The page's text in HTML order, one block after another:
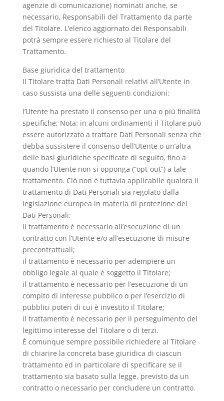
agenzie di comunicazione) nominati anche, se
necessario, Responsabili del Trattamento da parte
del Titolare. L’elenco aggiornato dei Responsabili
potrà sempre essere richiesto al Titolare del
Trattamento.
Base giuridica del trattamento
Il Titolare tratta Dati Personali relativi all’Utente in
caso sussista una delle seguenti condizioni:
l’Utente ha prestato il consenso per una o più finalità
specifiche; Nota: in alcuni ordinamenti il Titolare può
essere autorizzato a trattare Dati Personali senza che
debba sussistere il consenso dell’Utente o un’altra
delle basi giuridiche specificate di seguito, fino a
quando l’Utente non si opponga (“opt-out”) a tale
trattamento. Ciò non è tuttavia applicabile qualora il
trattamento di Dati Personali sia regolato dalla
legislazione europea in materia di protezione dei
Dati Personali;
il trattamento è necessario all’esecuzione di un
contratto con l’Utente e/o all’esecuzione di misure
precontrattuali;
il trattamento è necessario per adempiere un
obbligo legale al quale è soggetto il Titolare;
il trattamento è necessario per l’esecuzione di un
compito di interesse pubblico o per l’esercizio di
pubblici poteri di cui è investito il Titolare;
il trattamento è necessario per il perseguimento del
legittimo interesse del Titolare o di terzi.
È comunque sempre possibile richiedere al Titolare
di chiarire la concreta base giuridica di ciascun
trattamento ed in particolare di specificare se il
trattamento sia basato sulla legge, previsto da un
contratto o necessario per concludere un contratto.